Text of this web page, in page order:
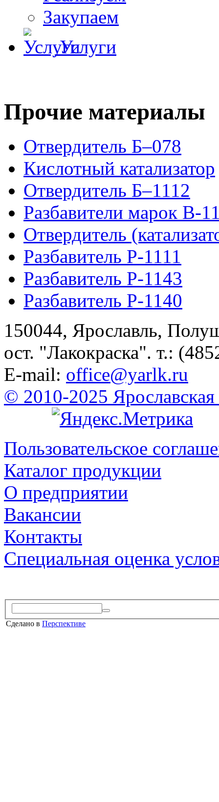
Закупаем
Услуги
Прочие материалы
Отвердитель Б–078
Кислотный катализатор
Отвердитель Б–1112
Разбавители марок В-
Отвердитель
Разбавитель Р-1111
Разбавитель Р-1143
Разбавитель Р-1140
150044, Ярославль,
ост. "Лакокраска". т.:
E-mail: office@yarlk.ru
© 2010-2025
Пользовательское
Каталог продукции
О предприятии
Вакансии
Контакты
Специальная оценка
Сделано в Перспективе